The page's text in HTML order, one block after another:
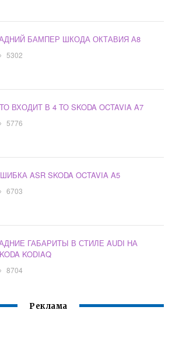
БАМПЕР ШКОДА ОКТАВИЯ А8
5302
ВХОДИТ В 4 ТО SKODA OCTAVIA A7
5776
ASR SKODA OCTAVIA A5
6703
ГАБАРИТЫ В СТИЛЕ AUDI НА
KODIAQ
8704
Реклама